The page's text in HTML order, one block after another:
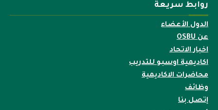
روابط سريعة
الدول الأعضاء
عن OSBU
اخبار الاتحاد
اكاديمية اوسبو للتدريب
محاضرات الاكاديمية
وظائف
إتصل بنا